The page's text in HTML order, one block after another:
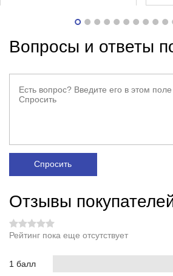
Вопросы и ответы
Спросить
Отзывы
Рейтинг пока еще отсутствует
1 балл